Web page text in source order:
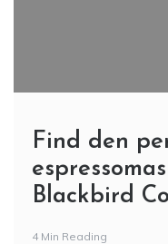
Find den
Blackbird
4 Min Reading